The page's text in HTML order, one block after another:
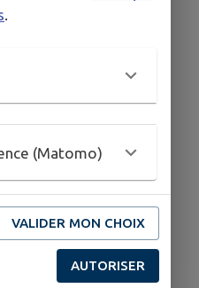
.
(Matomo)
VALIDER MON CHOIX
AUTORISER